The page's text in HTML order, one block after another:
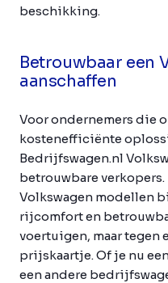
beschikking.
Betrouwbaar een
aanschaffen
Voor ondernemers die
kostenefficiënte
Bedrijfswagen.nl
betrouwbare
Volkswagen modellen
rijcomfort en
voertuigen, maar tegen
prijskaartje. Of je nu
een andere